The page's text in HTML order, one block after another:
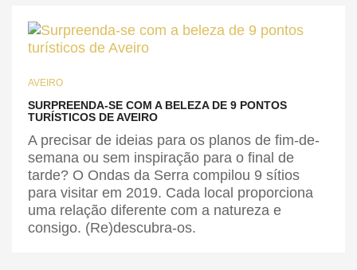
AVEIRO
SURPREENDA-SE COM A BELEZA DE 9 PONTOS
TURÍSTICOS DE AVEIRO
A precisar de ideias para os planos de fim-de-
semana ou sem inspiração para o final de
tarde? O Ondas da Serra compilou 9 sítios
para visitar em 2019. Cada local proporciona
uma relação diferente com a natureza e
consigo. (Re)descubra-os.